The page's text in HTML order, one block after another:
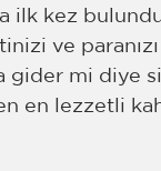
ilk kez
ve
gider mi diye
en lezzetli